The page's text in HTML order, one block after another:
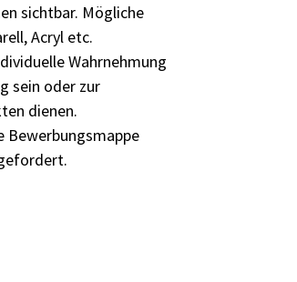
sichtbar. Mögliche
Acryl etc.
Wahrnehmung
sein oder zur
dienen.
Bewerbungsmappe